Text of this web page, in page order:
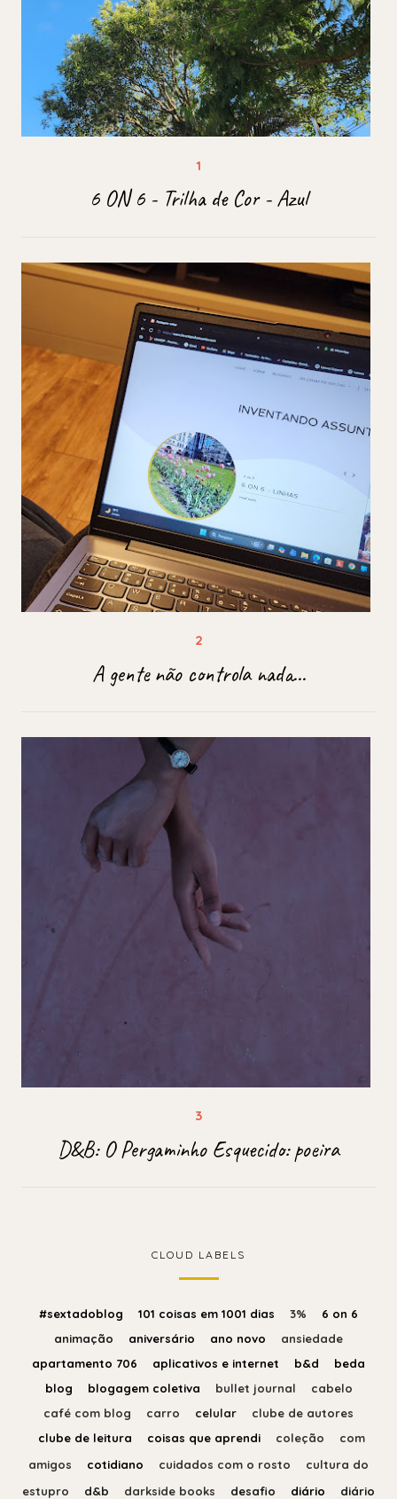
6 ON 6 - Trilha de Cor - Azul
A gente não controla nada...
D&B: O Pergaminho Esquecido: poeira
CLOUD LABELS
#sextadoblog 101 coisas em 1001 dias 3%
6 on 6
animação
aniversário ano novo
ansiedade
apartamento 706
aplicativos e internet b&d
beda
blog
blogagem coletiva bullet journal
cabelo
café com blog
carro celular
clube de autores
clube de leitura
coisas que aprendi coleção
com
amigos
cotidiano cuidados com o rosto
cultura do
estupro
d&b darkside books desafio diário diário